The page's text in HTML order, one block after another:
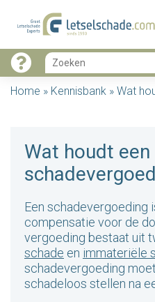
Home » Kennisbank » Wat
Wat houdt een
Een schadevergoeding
compensatie voor de
vergoeding bestaat uit
schade en immateriële
schadevergoeding
schadeloos stellen na